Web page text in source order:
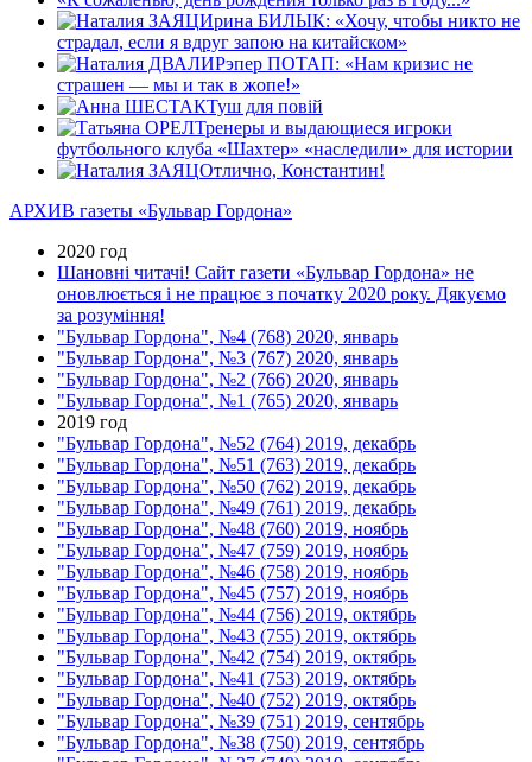
Ирина БИЛЫК: «Хочу, чтобы никто не
страдал, если я вдруг запою на китайском»
Рэпер ПОТАП: «Нам кризис не
страшен — мы и так в жопе!»
Туш для повiй
Тренеры и выдающиеся игроки
футбольного клуба «Шахтер» «наследили» для истории
Отлично, Константин!
АРХИВ газеты «Бульвар Гордона»
2020 год
Шановні читачі! Сайт газети «Бульвар Гордона» не
оновлюється і не працює з початку 2020 року. Дякуємо
за розуміння!
"Бульвар Гордона", №4 (768) 2020, январь
"Бульвар Гордона", №3 (767) 2020, январь
"Бульвар Гордона", №2 (766) 2020, январь
"Бульвар Гордона", №1 (765) 2020, январь
2019 год
"Бульвар Гордона", №52 (764) 2019, декабрь
"Бульвар Гордона", №51 (763) 2019, декабрь
"Бульвар Гордона", №50 (762) 2019, декабрь
"Бульвар Гордона", №49 (761) 2019, декабрь
"Бульвар Гордона", №48 (760) 2019, ноябрь
"Бульвар Гордона", №47 (759) 2019, ноябрь
"Бульвар Гордона", №46 (758) 2019, ноябрь
"Бульвар Гордона", №45 (757) 2019, ноябрь
"Бульвар Гордона", №44 (756) 2019, октябрь
"Бульвар Гордона", №43 (755) 2019, октябрь
"Бульвар Гордона", №42 (754) 2019, октябрь
"Бульвар Гордона", №41 (753) 2019, октябрь
"Бульвар Гордона", №40 (752) 2019, октябрь
"Бульвар Гордона", №39 (751) 2019, сентябрь
"Бульвар Гордона", №38 (750) 2019, сентябрь